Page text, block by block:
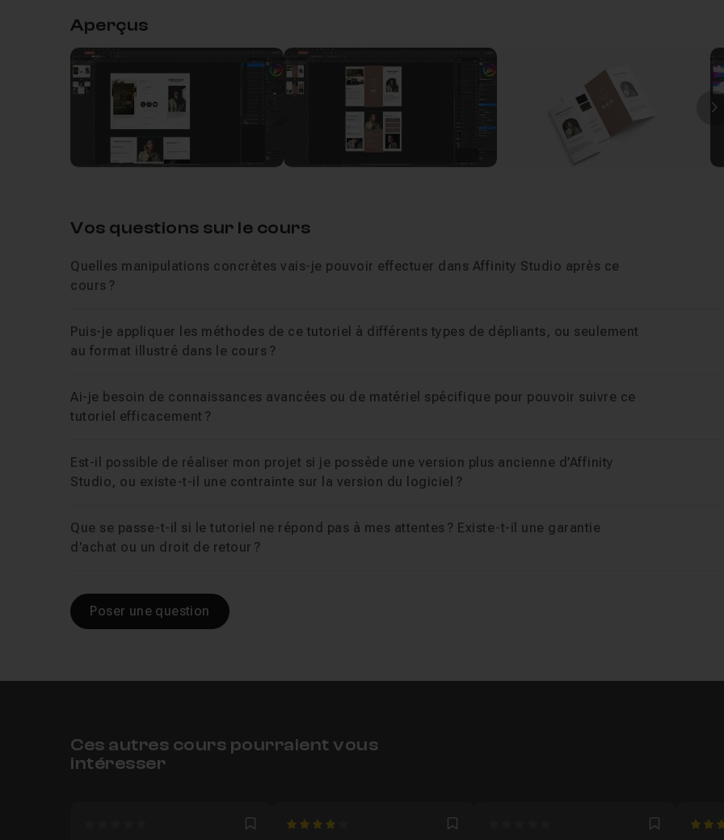
Unesection Entraide
reste ouverte pour poser vos questions, partager vos dépliants et demander des
compléments en vidéo.
Pour aller plus loin, découvrez notre module sur
Affinity Studio et la mise en page
Leçon 1 Intro
Leçon 2 Avant propos
Chapitre 3 : Atelier 2 23m04
Chapitre 4 : Conclusion
Aperçus
Vos questions sur le cours
Quelles manipulations concrètes vais-je pouvoir effectuer dans Affinity Studio après ce
cours ?
Puis-je appliquer les méthodes de ce tutoriel à différents types de dépliants, ou seulement
au format illustré dans le cours ?
Ai-je besoin de connaissances avancées ou de matériel spécifique pour pouvoir suivre ce
tutoriel efficacement ?
Est-il possible de réaliser mon projet si je possède une version plus ancienne d’Affinity
Studio, ou existe-t-il une contrainte sur la version du logiciel ?
Que se passe-t-il si le tutoriel ne répond pas à mes attentes ? Existe-t-il une garantie
d'achat ou un droit de retour ?
Poser une question
Ces autres cours pourraient vous
intéresser
Favori
4 Favori Favori4.75